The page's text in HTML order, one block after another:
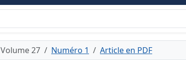
Volume 27 Numéro 1 Article en PDF